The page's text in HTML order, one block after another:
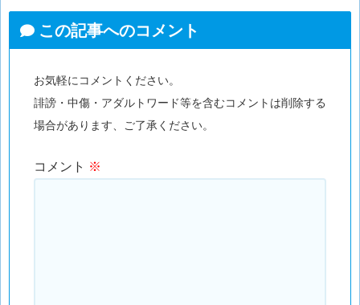
この記事へのコメント
お気軽にコメントください。
誹謗・中傷・アダルトワード等を含むコメントは削除する
場合があります、ご了承ください。
コメント ※